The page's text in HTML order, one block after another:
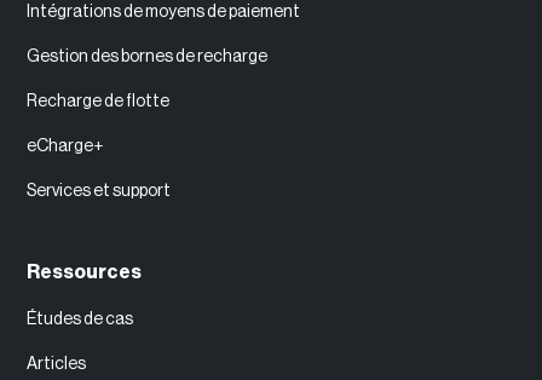
Intégrations de moyens de paiement
Gestion des bornes de recharge
Recharge de flotte
eCharge+
Services et support
Ressources
‍Études de cas
Articles